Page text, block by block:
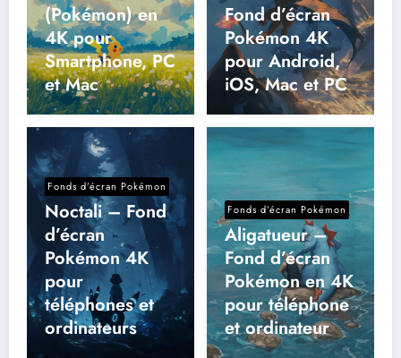
(Pokémon) en
4K pour
Smartphone, PC
et Mac
Fond d’écran
Pokémon 4K
pour Android,
iOS, Mac et PC
Fonds d’écran Pokémon
Noctali – Fond
d’écran
Pokémon 4K
pour
téléphones et
ordinateurs
Fonds d’écran Pokémon
Aligatueur –
Fond d’écran
Pokémon en 4K
pour téléphone
et ordinateur